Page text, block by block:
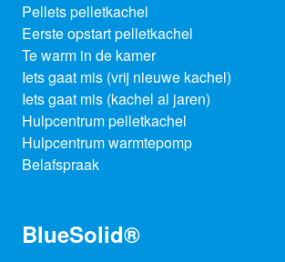
Pellets pelletkachel
Eerste opstart pelletkachel
Te warm in de kamer
Iets gaat mis (vrij nieuwe kachel)
Iets gaat mis (kachel al jaren)
Hulpcentrum pelletkachel
Hulpcentrum warmtepomp
Belafspraak
BlueSolid®